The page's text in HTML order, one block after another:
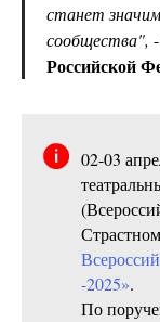
станет
сообщества", -
Российской
02-03
-2025».
По